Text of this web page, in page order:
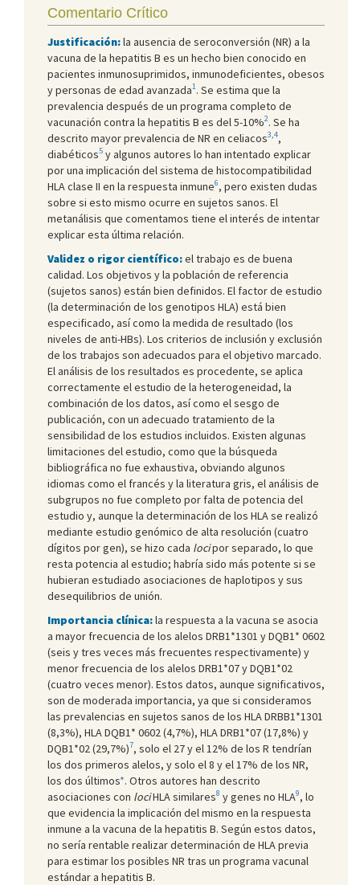
Comentario Crítico
Justificación:la ausencia de seroconversión (NR) a la
vacuna de la hepatitis B es un hecho bien conocido en
pacientes inmunosuprimidos, inmunodeficientes, obesos
y personas de edad avanzada1. Se estima que la
prevalencia después de un programa completo de
vacunación contra la hepatitis B es del 5-10%2. Se ha
descrito mayor prevalencia de NR en celiacos3,4,
diabéticos5 y algunos autores lo han intentado explicar
por una implicación del sistema de histocompatibilidad
HLA clase II en la respuesta inmune6, pero existen dudas
sobre si esto mismo ocurre en sujetos sanos. El
metanálisis que comentamos tiene el interés de intentar
explicar esta última relación.
Validez o rigor científico:el trabajo es de buena
calidad. Los objetivos y la población de referencia
(sujetos sanos) están bien definidos. El factor de estudio
(la determinación de los genotipos HLA) está bien
especificado, así como la medida de resultado (los
niveles de anti-HBs). Los criterios de inclusión y exclusión
de los trabajos son adecuados para el objetivo marcado.
El análisis de los resultados es procedente, se aplica
correctamente el estudio de la heterogeneidad, la
combinación de los datos, así como el sesgo de
publicación, con un adecuado tratamiento de la
sensibilidad de los estudios incluidos. Existen algunas
limitaciones del estudio, como que la búsqueda
bibliográfica no fue exhaustiva, obviando algunos
idiomas como el francés y la literatura gris, el análisis de
subgrupos no fue completo por falta de potencia del
estudio y, aunque la determinación de los HLA se realizó
mediante estudio genómico de alta resolución (cuatro
dígitos por gen), se hizo cada locipor separado, lo que
resta potencia al estudio; habría sido más potente si se
hubieran estudiado asociaciones de haplotipos y sus
desequilibrios de unión.
Importancia clínica:la respuesta a la vacuna se asocia
a mayor frecuencia de los alelos DRB1*1301 y DQB1* 0602
(seis y tres veces más frecuentes respectivamente) y
menor frecuencia de los alelos DRB1*07 y DQB1*02
(cuatro veces menor). Estos datos, aunque significativos,
son de moderada importancia, ya que si consideramos
las prevalencias en sujetos sanos de los HLA DRBB1*1301
(8,3%), HLA DQB1* 0602 (4,7%), HLA DRB1*07 (17,8%) y
DQB1*02 (29,7%)7, solo el 27 y el 12% de los R tendrían
los dos primeros alelos, y solo el 8 y el 17% de los NR,
los dos últimos*. Otros autores han descrito
asociaciones con lociHLA similares8 y genes no HLA9, lo
que evidencia la implicación del mismo en la respuesta
inmune a la vacuna de la hepatitis B. Según estos datos,
no sería rentable realizar determinación de HLA previa
para estimar los posibles NR tras un programa vacunal
estándar a hepatitis B.